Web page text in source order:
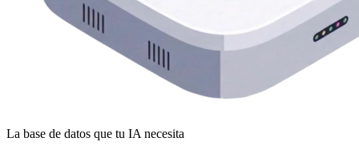
La base de datos que tu IA necesita